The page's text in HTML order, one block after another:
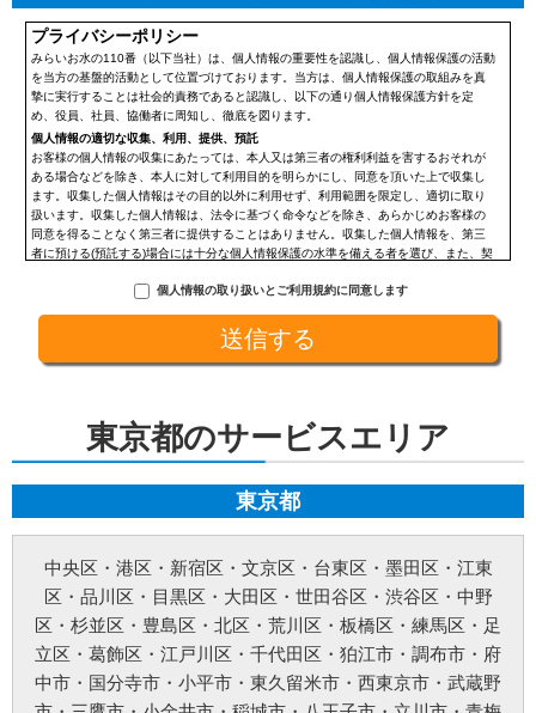
プライバシーポリシー
みらいお水の110番（以下当社）は、個人情報の重要性を認識し、個人情報保護の活動
を当方の基盤的活動として位置づけております。当方は、個人情報保護の取組みを真
摯に実行することは社会的責務であると認識し、以下の通り個人情報保護方針を定
め、役員、社員、協働者に周知し、徹底を図ります。
個人情報の適切な収集、利用、提供、預託
お客様の個人情報の収集にあたっては、本人又は第三者の権利利益を害するおそれが
ある場合などを除き、本人に対して利用目的を明らかにし、同意を頂いた上で収集し
ます。収集した個人情報はその目的以外に利用せず、利用範囲を限定し、適切に取り
扱います。収集した個人情報は、法令に基づく命令などを除き、あらかじめお客様の
同意を得ることなく第三者に提供することはありません。収集した個人情報を、第三
者に預ける(預託する)場合には十分な個人情報保護の水準を備える者を選び、また、契
開示、訂正、利用停止等の求めに応じる手続
当社が保有する個人情報については、合理的な範囲で速やかに対応いたします。個人
情報の滅失、き損、漏えいおよび不正アクセスなどの予防ならびに是正。当方は、お
客様の個人情報を厳格に管理し、滅失、き損、漏えいや不正アクセスなどのあらゆる
個人情報に関する法令およびその他の規範の遵守
当社の役員、社員、協働者は、個人情報保護や通信の秘密に関する法令やガイドライ
的に実施されるよう、個人情報保護方針および社内規程類を継続して改善します。
個人情報の取扱いに関する問い合わせおよび相談窓口
当方所定の窓口にて、合理的な範囲で対応いたします。
みらいお水の110番【未來総合広告株式会社】
お問い合わせ方法：
メールフォーム
なく電話番号の開示を行います。(お問い合わせの際、ご注文番号のご提示をお願いい
たします。)
にて通知致します。
個人情報の取り扱いとご利用規約に同意します
東京都のサービスエリア
東京都
中央区 ・ 港区 ・ 新宿区 ・ 文京区 ・ 台東区 ・ 墨田区 ・ 江東
区 ・ 品川区 ・ 目黒区 ・ 大田区 ・ 世田谷区 ・ 渋谷区 ・ 中野
区 ・ 杉並区 ・ 豊島区 ・ 北区 ・ 荒川区 ・ 板橋区 ・ 練馬区 ・ 足
立区 ・ 葛飾区 ・ 江戸川区 ・ 千代田区 ・ 狛江市 ・ 調布市 ・ 府
中市 ・ 国分寺市 ・ 小平市 ・ 東久留米市 ・ 西東京市 ・ 武蔵野